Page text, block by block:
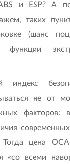
и ESP? А
таких
(шанс
не от
факторов:
Тогда цена
«со всеми